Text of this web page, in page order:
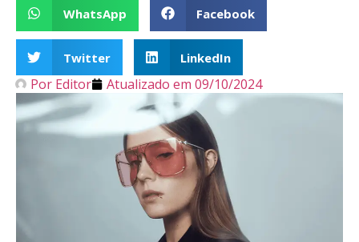
WhatsApp Facebook
Twitter LinkedIn
Por Editor Atualizado em 09/10/2024